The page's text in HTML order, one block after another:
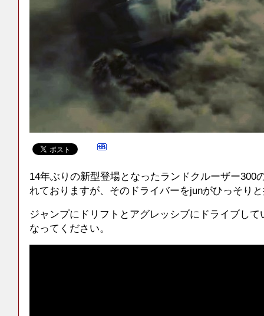
14年ぶりの新型登場となったランドクルーザー300
れておりますが、そのドライバーをjunがひっそり
ジャンプにドリフトとアグレッシブにドライブし
なってください。